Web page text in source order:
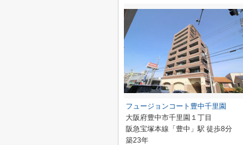
フュージョンコート豊中千里園
大阪府豊中市千里園１丁目
阪急宝塚本線「豊中」駅 徒歩8分
築23年